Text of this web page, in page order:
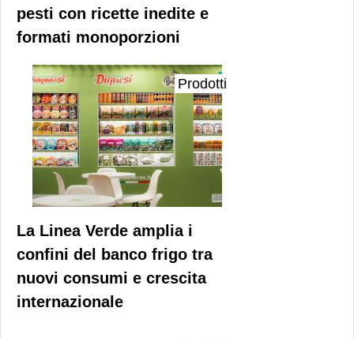
pesti con ricette inedite e
formati monoporzioni
Prodotti
La Linea Verde amplia i
confini del banco frigo tra
nuovi consumi e crescita
internazionale